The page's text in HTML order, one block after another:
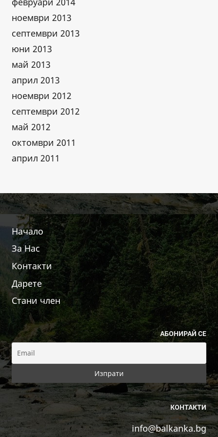
ноември 2013
септември 2013
юни 2013
май 2013
април 2013
ноември 2012
септември 2012
май 2012
октомври 2011
април 2011
Начало
За Нас
Контакти
Дарете
Стани член
АБОНИРАЙ СЕ
КОНТАКТИ
info@balkanka.bg